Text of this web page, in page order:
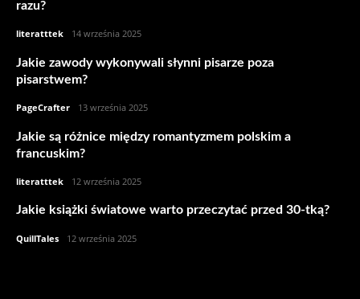
razu?
literatttek 14 września 2025
Jakie zawody wykonywali słynni pisarze poza
pisarstwem?
PageCrafter 13 września 2025
Jakie są różnice między romantyzmem polskim a
francuskim?
literatttek 12 września 2025
Jakie książki światowe warto przeczytać przed 30-tką?
QuillTales 12 września 2025